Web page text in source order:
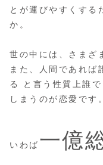
とが運びやすくする
か。
世の中には、さまざ
また、人間であれば
る と言う性質上誰
しまうのが恋愛です。
いわば 一億